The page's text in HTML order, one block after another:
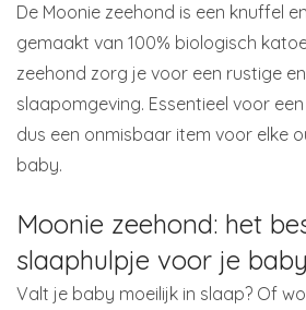
De Moonie zeehond is een knuffel
gemaakt van 100% biologisch
zeehond zorg je voor een rustige
slaapomgeving. Essentieel voor
dus een onmisbaar item voor elke
baby.
Moonie zeehond: het
slaaphulpje voor je baby
Valt je baby moeilijk in slaap? Of